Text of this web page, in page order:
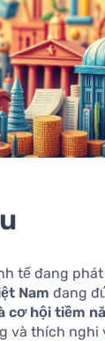
tế đang
Nam đang
cơ hội tiềm
và thích